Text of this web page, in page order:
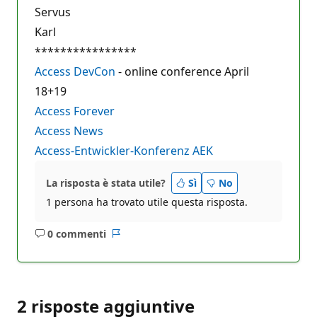
Servus
Karl
****************
Access DevCon - online conference April
18+19
Access Forever
Access News
Access-Entwickler-Konferenz AEK
La risposta è stata utile? Sì
No
1 persona ha trovato utile questa risposta.
0 commenti
Nessun
2 risposte aggiuntive